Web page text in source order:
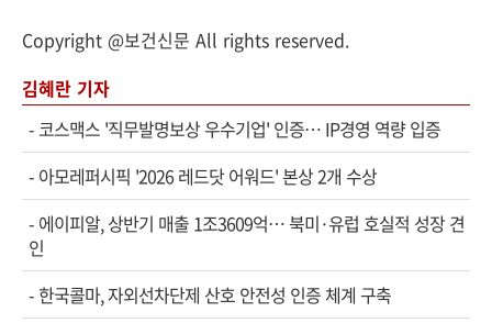
Copyright @보건신문 All rights reserved.
김혜란 기자
- 코스맥스 '직무발명보상 우수기업' 인증… IP경영 역량 입증
- 아모레퍼시픽 '2026 레드닷 어워드' 본상 2개 수상
- 에이피알, 상반기 매출 1조3609억… 북미·유럽 호실적 성장 견
인
- 한국콜마, 자외선차단제 산호 안전성 인증 체계 구축